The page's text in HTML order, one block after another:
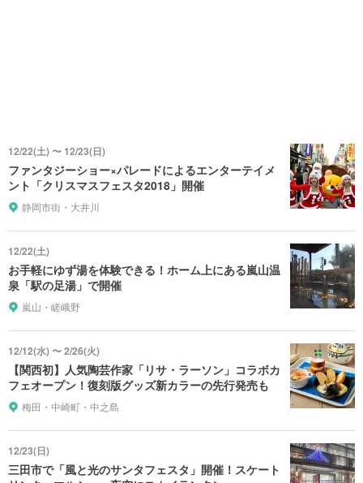
12/22(土) 〜 12/23(日)
ファンタジーショー×パレードによるエンターテイメ
ント「クリスマスフェスタ2018」開催
静岡市街・大井川
12/22(土)
お手軽にゆず湯を体験できる！ホーム上にある嵐山温
泉「駅の足湯」で開催
嵐山・嵯峨野
12/12(水) 〜 2/26(火)
【関西初】人気陶芸作家「リサ・ラーソン」コラボカ
フェオープン！復刻版グッズ新カラーの先行発売も
梅田・中崎町・中之島
12/23(日)
三田市で「風と光のサンタフェスタ」開催！スケート